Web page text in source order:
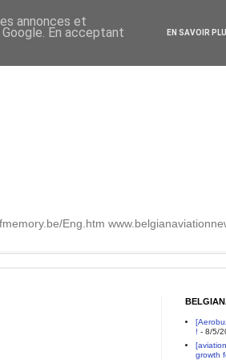
Eng.htm
! - 8/5/
growth
annonces et
En acceptant EN SAVOIR